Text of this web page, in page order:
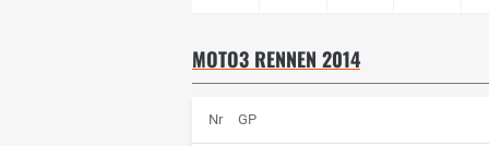
MOTO3 RENNEN 2014
Nr GP